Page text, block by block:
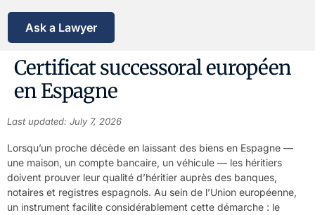
Ask a Lawyer
Certificat successoral européen
en Espagne
Last updated: July 7, 2026
Lorsqu’un proche décède en laissant des biens en Espagne —
une maison, un compte bancaire, un véhicule — les héritiers
doivent prouver leur qualité d’héritier auprès des banques,
notaires et registres espagnols. Au sein de l’Union européenne,
un instrument facilite considérablement cette démarche : le